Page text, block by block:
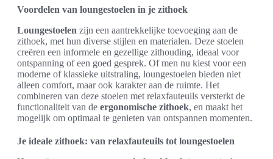
Voordelen van loungestoelen in je zithoek
Loungestoelen zijn een aantrekkelijke toevoeging aan de
zithoek, met hun diverse stijlen en materialen. Deze stoelen
creëren een informele en gezellige zithouding, ideaal voor
ontspanning of een goed gesprek. Of men nu kiest voor een
moderne of klassieke uitstraling, loungestoelen bieden niet
alleen comfort, maar ook karakter aan de ruimte. Het
combineren van deze stoelen met relaxfauteuils versterkt de
functionaliteit van de ergonomische zithoek, en maakt het
mogelijk om optimaal te genieten van ontspannen momenten.
Je ideale zithoek: van relaxfauteuils tot loungestoelen